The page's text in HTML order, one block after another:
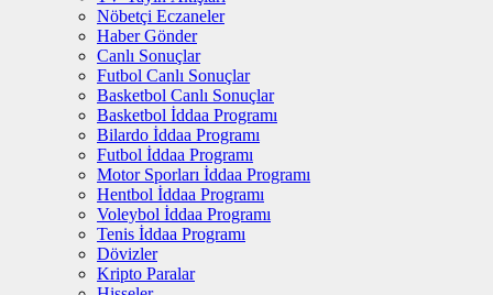
Nöbetçi Eczaneler
Haber Gönder
Canlı Sonuçlar
Futbol Canlı Sonuçlar
Basketbol Canlı Sonuçlar
Basketbol İddaa Programı
Bilardo İddaa Programı
Futbol İddaa Programı
Motor Sporları İddaa Programı
Hentbol İddaa Programı
Voleybol İddaa Programı
Tenis İddaa Programı
Dövizler
Kripto Paralar